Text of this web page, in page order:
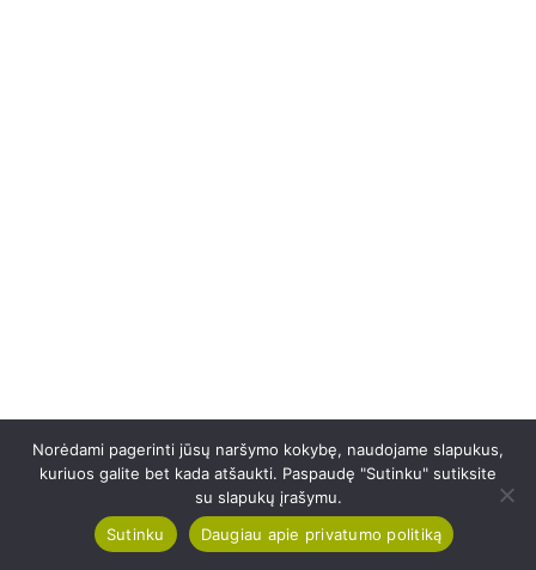
Norėdami pagerinti jūsų naršymo kokybę, naudojame slapukus,
kuriuos galite bet kada atšaukti. Paspaudę "Sutinku" sutiksite
su slapukų įrašymu.
Sutinku
Daugiau apie privatumo politiką